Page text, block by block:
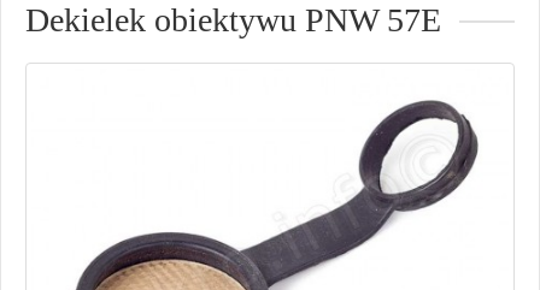
Dekielek obiektywu PNW 57E